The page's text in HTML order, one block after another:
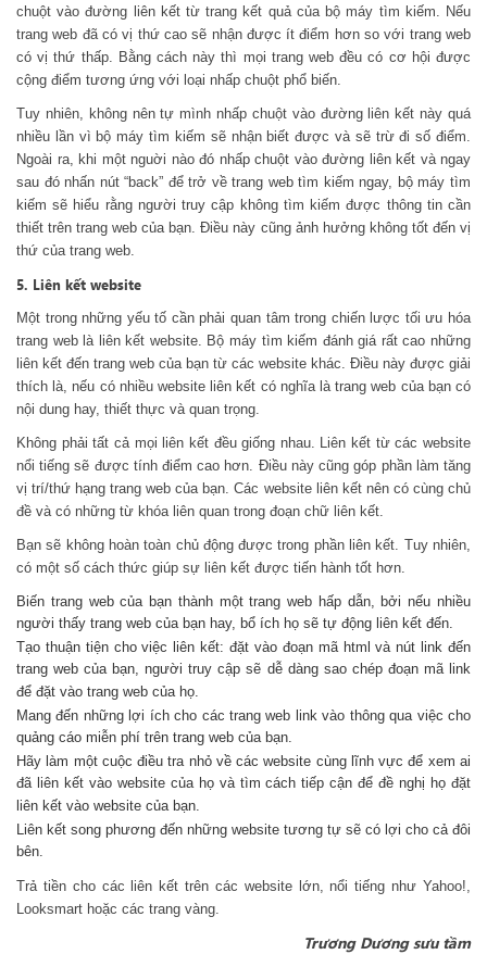
chuột vào đường liên kết từ trang kết quả của bộ máy tìm kiếm. Nếu
trang web đã có vị thứ cao sẽ nhận được ít điểm hơn so với trang web
có vị thứ thấp. Bằng cách này thì mọi trang web đều có cơ hội được
cộng điểm tương ứng với loại nhấp chuột phổ biến.
Tuy nhiên, không nên tự mình nhấp chuột vào đường liên kết này quá
nhiều lần vì bộ máy tìm kiếm sẽ nhận biết được và sẽ trừ đi số điểm.
Ngoài ra, khi một nguời nào đó nhấp chuột vào đường liên kết và ngay
sau đó nhấn nút “back” để trở về trang web tìm kiếm ngay, bộ máy tìm
kiếm sẽ hiểu rằng người truy cập không tìm kiếm được thông tin cần
thiết trên trang web của bạn. Điều này cũng ảnh hưởng không tốt đến vị
thứ của trang web.
5. Liên kết website
Một trong những yếu tố cần phải quan tâm trong chiến lược tối ưu hóa
trang web là liên kết website. Bộ máy tìm kiếm đánh giá rất cao những
liên kết đến trang web của bạn từ các website khác. Điều này được giải
thích là, nếu có nhiều website liên kết có nghĩa là trang web của bạn có
nội dung hay, thiết thực và quan trọng.
Không phải tất cả mọi liên kết đều giống nhau. Liên kết từ các website
nổi tiếng sẽ được tính điểm cao hơn. Điều này cũng góp phần làm tăng
vị trí/thứ hạng trang web của bạn. Các website liên kết nên có cùng chủ
đề và có những từ khóa liên quan trong đoạn chữ liên kết.
Bạn sẽ không hoàn toàn chủ động được trong phần liên kết. Tuy nhiên,
có một số cách thức giúp sự liên kết được tiến hành tốt hơn.
Biến trang web của bạn thành một trang web hấp dẫn, bởi nếu nhiều
người thấy trang web của bạn hay, bổ ích họ sẽ tự động liên kết đến.
Tạo thuận tiện cho việc liên kết: đặt vào đoạn mã html và nút link đến
trang web của bạn, người truy cập sẽ dễ dàng sao chép đoạn mã link
để đặt vào trang web của họ.
Mang đến những lợi ích cho các trang web link vào thông qua việc cho
quảng cáo miễn phí trên trang web của bạn.
Hãy làm một cuộc điều tra nhỏ về các website cùng lĩnh vực để xem ai
đã liên kết vào website của họ và tìm cách tiếp cận để đề nghị họ đặt
liên kết vào website của bạn.
Liên kết song phương đến những website tương tự sẽ có lợi cho cả đôi
bên.
Trả tiền cho các liên kết trên các website lớn, nổi tiếng như Yahoo!,
Looksmart hoặc các trang vàng.
Trương Dương sưu tầm